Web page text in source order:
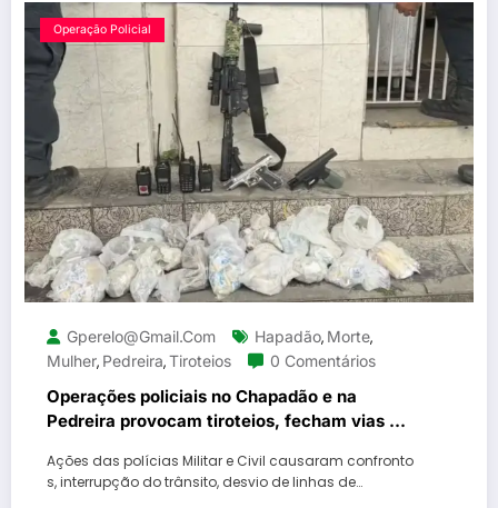
Operação Policial
Gperelo@gmail.com Hapadão, Morte,
Mulher, Pedreira,Tiroteios 0 Comentários
Operações policiais no Chapadão e na
Pedreira provocam tiroteios, fecham vias e
Rio
Ações das polícias Militar e Civil causaram confronto
s, interrupção do trânsito, desvio de linhas de…